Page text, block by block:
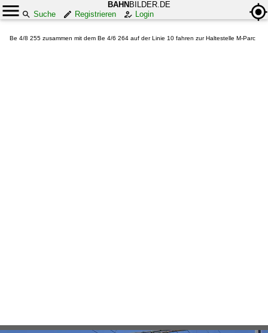
BAHN BILDER.DE
Suche
Registrieren Login
Be 4/8 255 zusammen mit dem Be 4/6 264 auf der Linie 10 fahren zur Haltestelle M-Parc